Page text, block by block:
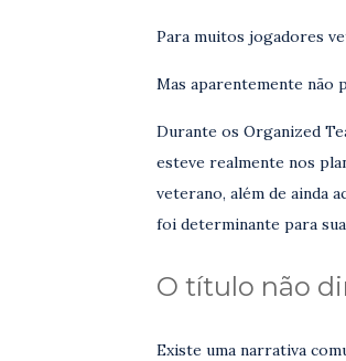
Para muitos jogadores
Mas aparentemente não
Durante os Organized
esteve realmente nos
veterano, além de ainda
foi determinante para
O título não
Existe uma narrativa